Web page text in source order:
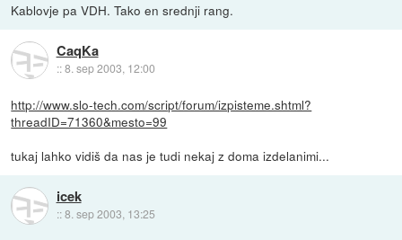
Kablovje pa VDH. Tako en srednji rang.
CaqKa
::8. sep 2003, 12:00
http://www.slo-tech.com/script/forum/izpisteme.shtml?
threadID=71360&mesto=99
tukaj lahko vidiš da nas je tudi nekaj z doma izdelanimi...
icek
::8. sep 2003, 13:25